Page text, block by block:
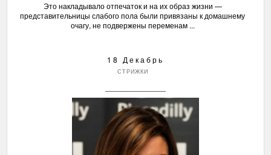
Это накладывало отпечаток и на их образ жизни —
представительницы слабого пола были привязаны к домашнему
очагу, не подвержены переменам ...
18 Декабрь
СТРИЖКИ